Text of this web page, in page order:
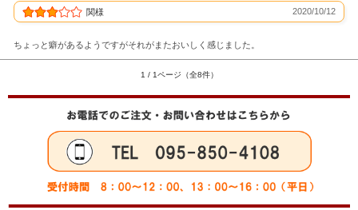
関様 2020/10/12
ちょっと癖があるようですがそれがまたおいしく感じました。
1 / 1ページ（全8件）